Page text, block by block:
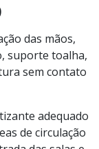
das mãos,
suporte toalha,
sem contato
adequado
de circulação